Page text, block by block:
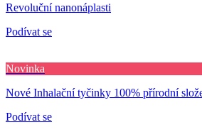
Revoluční nanonáplasti
Podívat se
Novinka
Nové Inhalační tyčinky 100% přírodní
Podívat se